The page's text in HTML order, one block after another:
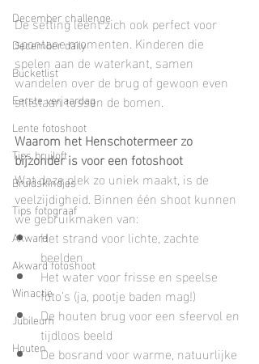
December challenge
December daily
Bucketlist
Eerste verjaardag
Lente fotoshoot
Tips bruiloft
Bruidskindjes
Tips fotograaf
Akward
Akward fotoshoot
Winactie
Jubileum
Houten
De setting leent zich ook perfect voor
spontane momenten. Kinderen die
spelen aan de waterkant, samen
wandelen over de brug of gewoon even
stilstaan tussen de bomen.
Waarom het Henschotermeer zo
bijzonder is voor een fotoshoot
Wat deze plek zo uniek maakt, is de
veelzijdigheid. Binnen één shoot kunnen
we gebruikmaken van:
Het strand voor lichte, zachte
beelden
Het water voor frisse en speelse
foto’s (ja, pootje baden mag!)
De houten brug voor een sfeervol en
tijdloos beeld
De bosrand voor warme, natuurlijke